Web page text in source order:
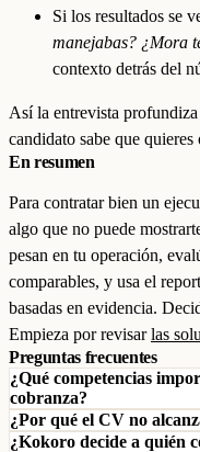
Si los resultados se
manejabas? ¿Mora
contexto detrás del
Así la entrevista
candidato sabe que quieres
En resumen
Para contratar bien un
algo que no puede
pesan en tu operación,
comparables, y usa el
basadas en evidencia.
Empieza por revisarlas
Preguntas frecuentes
¿Qué competencias
cobranza?
¿Por qué el CV no
¿Kokoro decide a quién